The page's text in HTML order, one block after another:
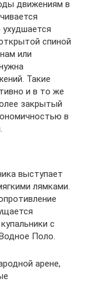
движениям в
спиной
или
Такие
и в то же
закрытый
в
выступает
лямками.
с
Поло.
арене,